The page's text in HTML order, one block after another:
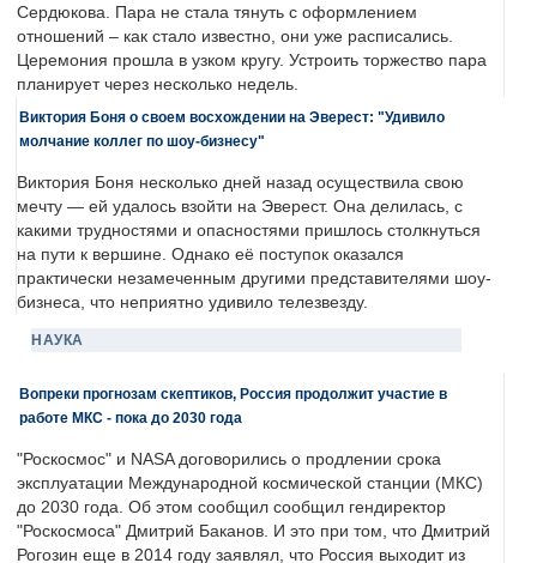
Сердюкова. Пара не стала тянуть с оформлением
отношений – как стало известно, они уже расписались.
Церемония прошла в узком кругу. Устроить торжество пара
планирует через несколько недель.
Виктория Боня о своем восхождении на Эверест: "Удивило
молчание коллег по шоу-бизнесу"
Виктория Боня несколько дней назад осуществила свою
мечту — ей удалось взойти на Эверест. Она делилась, с
какими трудностями и опасностями пришлось столкнуться
на пути к вершине. Однако её поступок оказался
практически незамеченным другими представителями шоу-
бизнеса, что неприятно удивило телезвезду.
НАУКА
Вопреки прогнозам скептиков, Россия продолжит участие в
работе МКС - пока до 2030 года
"Роскосмос" и NASA договорились о продлении срока
эксплуатации Международной космической станции (МКС)
до 2030 года. Об этом сообщил сообщил гендиректор
"Роскосмоса" Дмитрий Баканов. И это при том, что Дмитрий
Рогозин еще в 2014 году заявлял, что Россия выходит из